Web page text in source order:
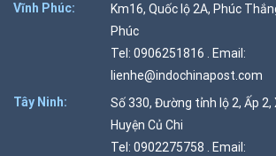
Vĩnh Phúc:
Km16, Quốc lộ 2A, Phúc
Phúc
Tel: 0906251816 . Email:
lienhe@indochinapost.com
Tây Ninh:
Số 330, Đường tỉnh lộ 2, Ấp 2,
Huyện Củ Chi
Tel: 0902275758 . Email: